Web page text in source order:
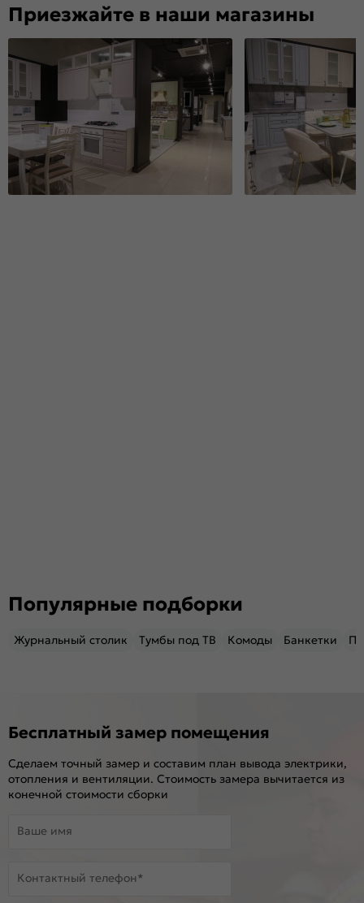
Приезжайте в наши магазины
Популярные подборки
Журнальный столик Тумбы под ТВ Комоды Банкетки
Бесплатный замер помещения
Сделаем точный замер и составим план вывода электрики,
отопления и вентиляции. Стоимость замера вычитается из
конечной стоимости сборки
Ваше имя
Контактный телефон*